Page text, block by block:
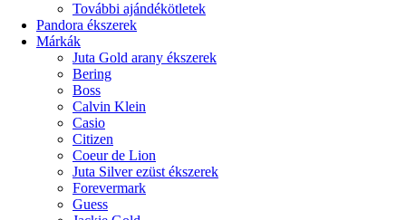
További ajándékötletek
Pandora ékszerek
Márkák
Juta Gold arany ékszerek
Bering
Boss
Calvin Klein
Casio
Citizen
Coeur de Lion
Juta Silver ezüst ékszerek
Forevermark
Guess